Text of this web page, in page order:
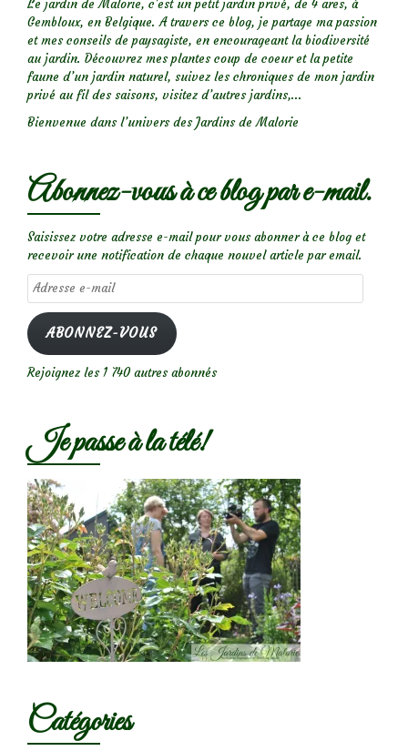
Gardener’
Le jardin de Malorie, c'est un petit jardin privé, de 4 ares, à
Gembloux, en Belgique. A travers ce blog, je partage ma passion
et mes conseils de paysagiste, en encourageant la biodiversité
au jardin. Découvrez mes plantes coup de coeur et la petite
faune d’un jardin naturel, suivez les chroniques de mon jardin
privé au fil des saisons, visitez d’autres jardins,...
Bienvenue dans l’univers des Jardins de Malorie
Abonnez-vous à ce blog par e-mail.
Saisissez votre adresse e-mail pour vous abonner à ce blog et
recevoir une notification de chaque nouvel article par email.
Adresse
e-
mail
ABONNEZ-VOUS
Rejoignez les 1 740 autres abonnés
Je passe à la télé!
Catégories